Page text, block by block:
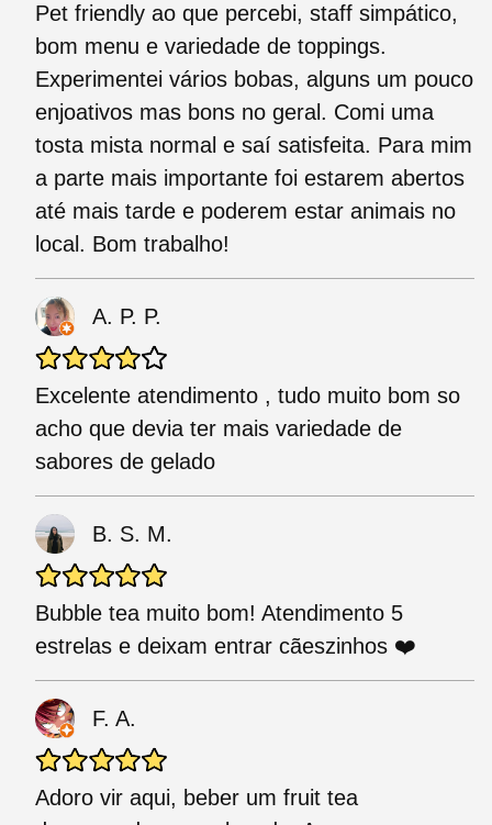
Pet friendly ao que percebi, staff simpático,
bom menu e variedade de toppings.
Experimentei vários bobas, alguns um pouco
enjoativos mas bons no geral. Comi uma
tosta mista normal e saí satisfeita. Para mim
a parte mais importante foi estarem abertos
até mais tarde e poderem estar animais no
local. Bom trabalho!
A. P. P.
Excelente atendimento , tudo muito bom so
acho que devia ter mais variedade de
sabores de gelado
B. S. M.
Bubble tea muito bom! Atendimento 5
estrelas e deixam entrar cãeszinhos ❤️
F. A.
Adoro vir aqui, beber um fruit tea